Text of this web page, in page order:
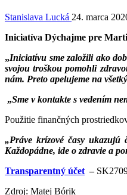
Stanislava Lucká 24. marca
Iniciatíva Dýchajme pre
„Iniciatívu sme založili ako
svojou troškou pomohli
nám. Preto apelujeme na
„Sme v kontakte s vedením
Použitie finančných
„Práve krízové časy
Každopádne, ide o zdravie a
Transparentný účet –
Zdroj: Matej Bórik